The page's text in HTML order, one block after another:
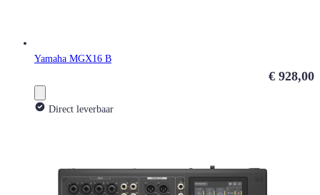
Yamaha MGX16 B
€ 928,00
Direct leverbaar